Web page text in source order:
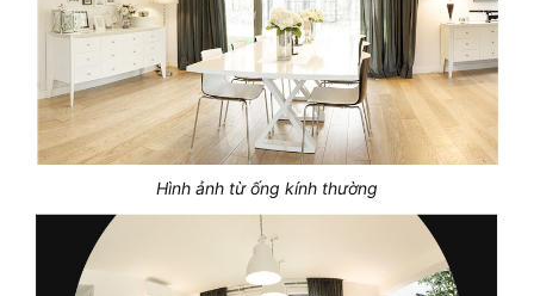
Hình ảnh từ ống kính thường